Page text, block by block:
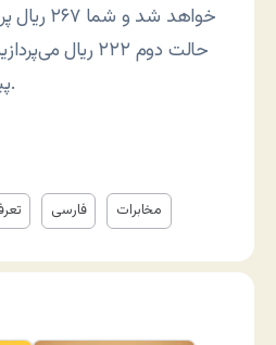
خواهد شد
حالت دوم ۲۲۲
پیامک ارسال خواهد شد.
فارسی مخابرات